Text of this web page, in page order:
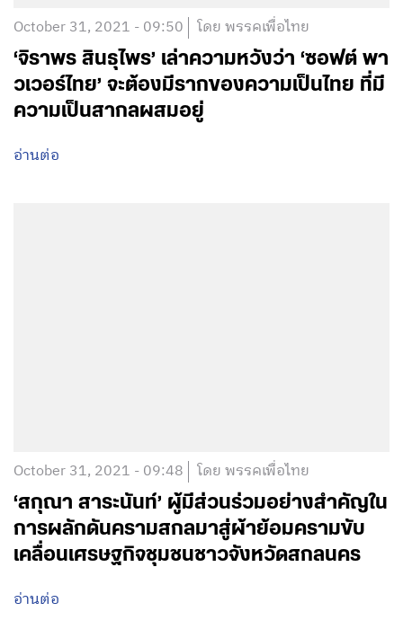
October 31, 2021 - 09:50 โดย พรรคเพื่อไทย
‘จิราพร สินธุไพร’ เล่าความหวังว่า ‘ซอฟต์ พา
วเวอร์ไทย’ จะต้องมีรากของความเป็นไทย ที่มี
ความเป็นสากลผสมอยู่
อ่านต่อ
October 31, 2021 - 09:48 โดย พรรคเพื่อไทย
‘สกุณา สาระนันท์’ ผู้มีส่วนร่วมอย่างสำคัญใน
การผลักดันครามสกลมาสู่ผ้าย้อมครามขับ
เคลื่อนเศรษฐกิจชุมชนชาวจังหวัดสกลนคร
อ่านต่อ